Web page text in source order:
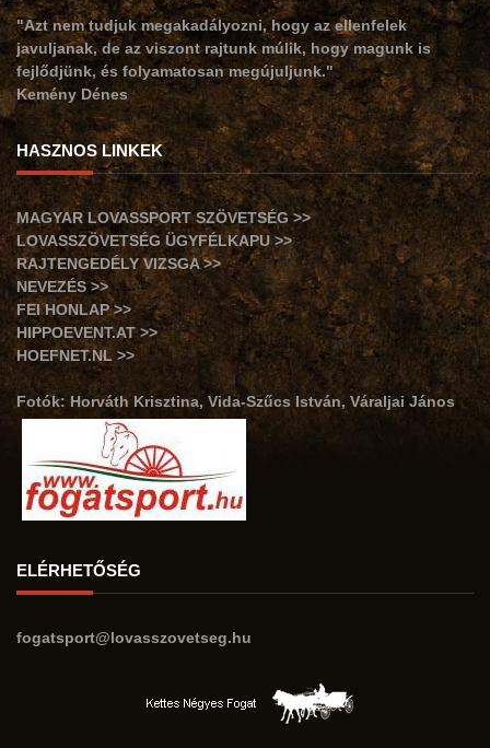
"Azt nem tudjuk megakadályozni, hogy az ellenfelek
javuljanak, de az viszont rajtunk múlik, hogy magunk is
fejlődjünk, és folyamatosan megújuljunk."
Kemény Dénes
HASZNOS LINKEK
MAGYAR LOVASSPORT SZÖVETSÉG >>
LOVASSZÖVETSÉG ÜGYFÉLKAPU >>
RAJTENGEDÉLY VIZSGA >>
NEVEZÉS >>
FEI HONLAP >>
HIPPOEVENT.AT >>
HOEFNET.NL >>
Fotók: Horváth Krisztina, Vida-Szűcs István, Váraljai János
ELÉRHETŐSÉG
fogatsport@lovasszovetseg.hu